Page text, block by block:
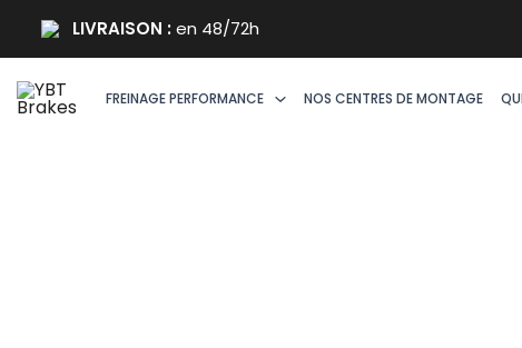
LIVRAISON : en 48/72h
FREINAGE PERFORMANCE NOS CENTRES DE MONTAGE